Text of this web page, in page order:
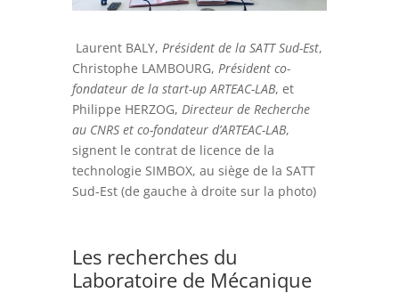
Laurent BALY, Président de la SATT Sud-Est,
Christophe LAMBOURG, Président co-
fondateur de la start-up ARTEAC-LAB, et
Philippe HERZOG, Directeur de Recherche
au CNRS et co-fondateur d’ARTEAC-LAB,
signent le contrat de licence de la
technologie SIMBOX, au siège de la SATT
Sud-Est (de gauche à droite sur la photo)
Les recherches du
Laboratoire de Mécanique